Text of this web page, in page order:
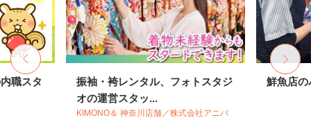
職スタ
振袖・袴レンタル、フォトスタジ
オの運営スタッ...
KIMONO＆ 神奈川店舗／株式会社アニバ
鮮魚店の